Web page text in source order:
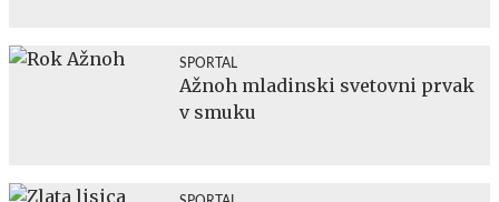
SPORTAL
Ažnoh mladinski svetovni prvak
v smuku